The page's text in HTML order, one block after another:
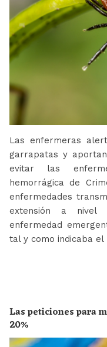
Las enfermeras
garrapatas y
evitar las
hemorrágica de
enfermedades
extensión a nivel
enfermedad
tal y como indicaba el
Las peticiones para
20%